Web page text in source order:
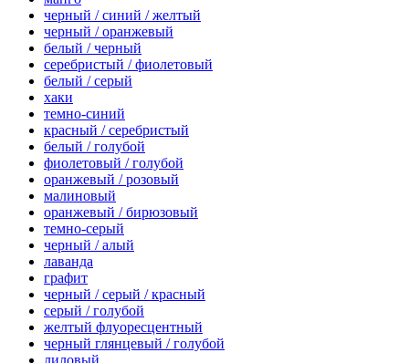
черный / синий / желтый
черный / оранжевый
белый / черный
серебристый / фиолетовый
белый / серый
хаки
темно-синий
красный / серебристый
белый / голубой
фиолетовый / голубой
оранжевый / розовый
малиновый
оранжевый / бирюзовый
темно-серый
черный / алый
лаванда
графит
черный / серый / красный
серый / голубой
желтый флуоресцентный
черный глянцевый / голубой